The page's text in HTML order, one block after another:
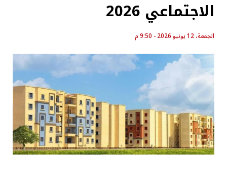
الاجتماعي 2026
الجمعة، 12 يونيو 2026 - 9:50 م